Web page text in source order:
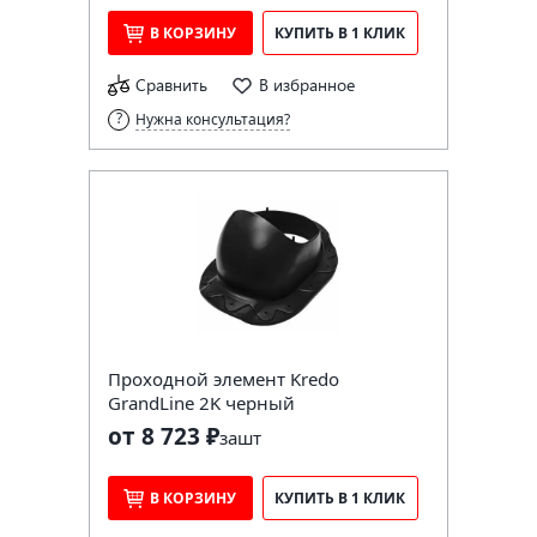
В КОРЗИНУ КУПИТЬ В 1 КЛИК
Сравнить В избранное
Нужна консультация?
Проходной элемент Kredo
GrandLine 2K черный
от 8 723 ₽зашт
В КОРЗИНУ КУПИТЬ В 1 КЛИК